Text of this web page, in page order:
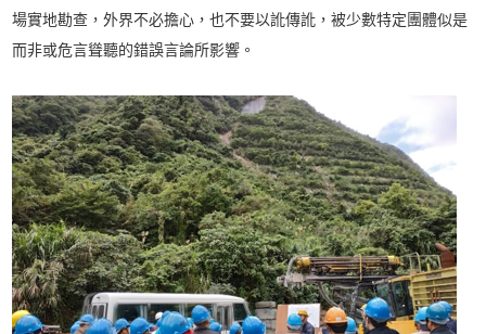
場實地勘查，外界不必擔心，也不要以訛傳訛，被少數特定團體似是
而非或危言聳聽的錯誤言論所影響。